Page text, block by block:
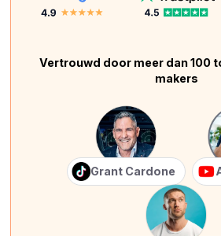
Vertrouwd door meer dan 100
makers
Grant Cardone